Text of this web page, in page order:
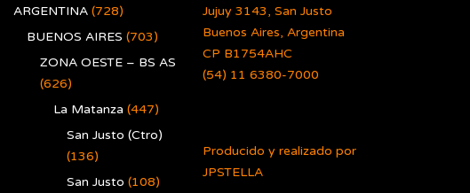
ARGENTINA(728)
BUENOS AIRES (703)
ZONA OESTE – BS AS
(626)
La Matanza (447)
San Justo (Ctro)
(136)
San Justo (108)
Jujuy 3143, San Justo
Buenos Aires, Argentina
CP B1754AHC
(54) 11 6380-7000
Producido y realizado por
JPSTELLA